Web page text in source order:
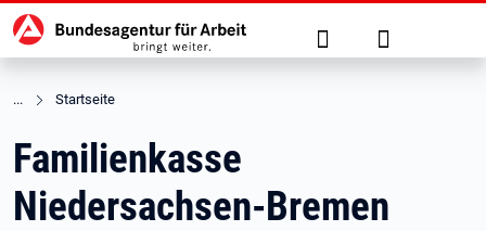
zu den Hauptinhalten springen
Hauptnavigation Suche Anmelden
Startseite
Familienkasse
Niedersachsen-Bremen